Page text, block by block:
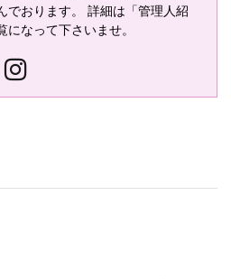
でおります。 詳細は「管理人紹
になって下さいませ。